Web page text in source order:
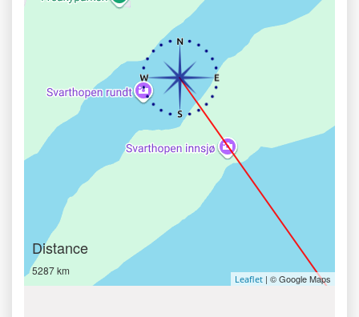
Distance
5287 km
Leaflet | © Google Maps